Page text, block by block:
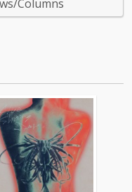
ム『RUBY POP』のクロ
Columns